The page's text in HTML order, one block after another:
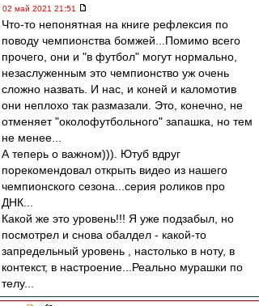
02 май 2021 21:51
Что-то непонятная на книге рефлексия по
поводу чемпионства бомжей...Помимо всего
прочего, они и "в футбол" могут нормально,
незаслуженным это чемпионство уж очень
сложно назвать. И нас, и коней и каломотив
они неплохо так размазали. Это, конечно, не
отменяет "околофутбольного" запашка, но тем
не менее...
А теперь о важном))). Ютуб вдруг
порекомендовал открыть видео из нашего
чемпионского сезона...серия роликов про
ДНК...
Какой же это уровень!!! Я уже подзабыл, но
посмотрел и снова обалдел - какой-то
запредельный уровень , настолько в ноту, в
контекст, в настроение...Реально мурашки по
телу...